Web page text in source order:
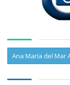
Ana María del Mar